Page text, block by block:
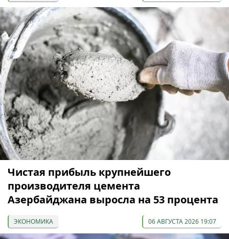
Чистая прибыль крупнейшего
производителя цемента
Азербайджана выросла на 53 процента
ЭКОНОМИКА 06 АВГУСТА 2026 19:07